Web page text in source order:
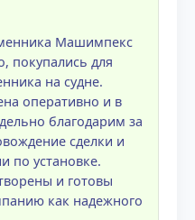
Машимпекс
покупались для
на судне.
оперативно и в
благодарим за
сделки и
по установке.
и готовы
как надежного